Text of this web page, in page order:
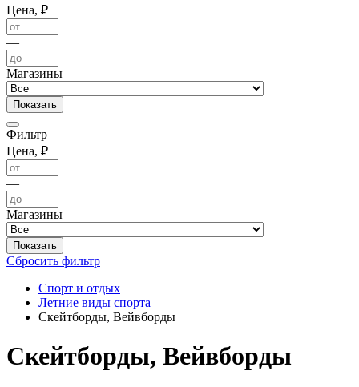
Цена, ₽
—
Магазины
Фильтр
Цена, ₽
—
Магазины
Сбросить фильтр
Спорт и отдых
Летние виды спорта
Скейтборды, Вейвборды
Скейтборды, Вейвборды